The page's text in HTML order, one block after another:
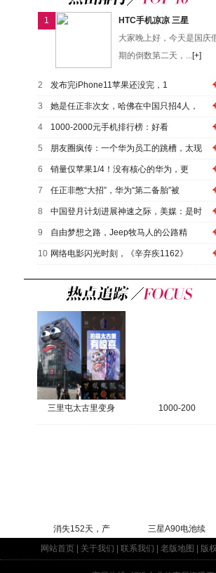
1
HTC手机凉凉 三星
大家晚上好，今天是国庆
期的倒数第二天，...[+]
2 发布完iPhone11苹果还没完，1
3 她是任正非次女，哈佛在中国只招4人，
4 1000-2000元手机排行榜：好看
5 朋友圈疯传：一个华为员工的跳槽，太现
6 销量仅苹果1/4！没有核心的华为，更
7 任正非憋“大招”，华为“第二备胎”被
8 中国登月计划进展神速之际，美媒：是时
9 自由梦想之路，Jeep牧马人的公路精
10 网络电影闪光时刻，《辛弃疾1162》
三里屯太古里变身 1000-200
消失152天，产
三星A90电池续
网站首页| 关于我们 联系我们 老版地图 版